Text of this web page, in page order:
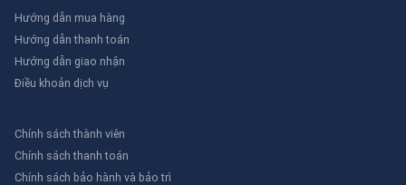
Hướng dẫn mua hàng
Hướng dẫn thanh toán
Hướng dẫn giao nhận
Điều khoản dịch vụ
Chính sách thành viên
Chính sách thanh toán
Chính sách bảo hành và bảo trì